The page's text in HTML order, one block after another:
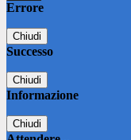
Errore
Chiudi
Successo
Chiudi
Informazione
Chiudi